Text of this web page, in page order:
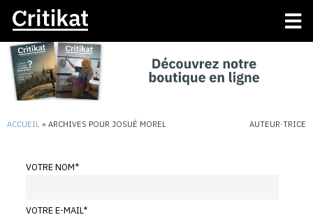
ACCUEIL » ARCHIVES POUR JOSUÉ MOREL AUTEUR·TRICE
VOTRE NOM*
VOTRE E-MAIL*